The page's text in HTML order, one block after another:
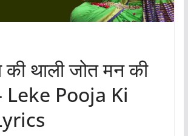
थाली जोत मन की
Leke Pooja Ki